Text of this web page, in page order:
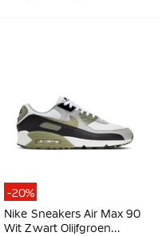
-20%
Nike Sneakers Air Max 90
Wit Zwart Olijfgroen